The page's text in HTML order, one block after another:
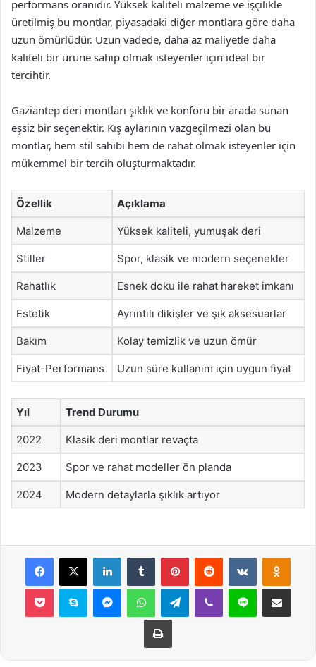
performans oranıdır. Yüksek kaliteli malzeme ve işçilikle
üretilmiş bu montlar, piyasadaki diğer montlara göre daha
uzun ömürlüdür. Uzun vadede, daha az maliyetle daha
kaliteli bir ürüne sahip olmak isteyenler için ideal bir
tercihtir.
Gaziantep deri montları şıklık ve konforu bir arada sunan
eşsiz bir seçenektir. Kış aylarının vazgeçilmezi olan bu
montlar, hem stil sahibi hem de rahat olmak isteyenler için
mükemmel bir tercih oluşturmaktadır.
Özellik Açıklama
Malzeme Yüksek kaliteli, yumuşak deri
Stiller Spor, klasik ve modern seçenekler
Rahatlık Esnek doku ile rahat hareket imkanı
Estetik Ayrıntılı dikişler ve şık aksesuarlar
Bakım Kolay temizlik ve uzun ömür
Fiyat-Performans Uzun süre kullanım için uygun fiyat
Yıl Trend Durumu
2022 Klasik deri montlar revaçta
2023 Spor ve rahat modeller ön planda
2024 Modern detaylarla şıklık artıyor
Facebook
X LinkedInTumblr PinterestReddit VKontakte
Pocket Skype MessengerWhatsAppTelegramViber Line E-Posta ile
Yazdır